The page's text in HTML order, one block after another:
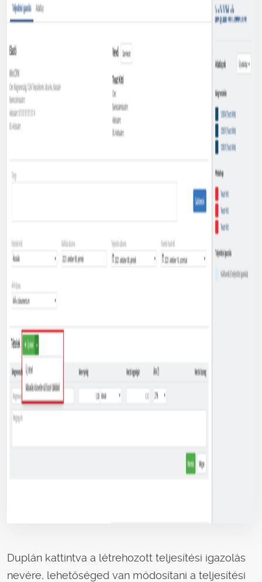
Duplán kattintva a létrehozott teljesítési igazolás
nevére, lehetőséged van módosítani a teljesítési